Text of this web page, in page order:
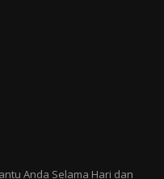
Anda Selama Hari dan